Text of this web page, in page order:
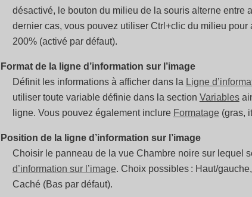
désactivé, le bouton du milieu de la souris alterne entre
dernier cas, vous pouvez utiliser Ctrl+clic du milieu
200% (activé par défaut).
Format de la ligne d’information sur l’image
Définit les informations à afficher dans la Ligne
utiliser toute variable définie dans la section Variables
ligne. Vous pouvez également inclure Formatage (gras,
Position de la ligne d’information sur l’image
Choisir le panneau de la vue Chambre noire sur lequel
d’information sur l’image. Choix possibles : Haut/
Caché (Bas par défaut).